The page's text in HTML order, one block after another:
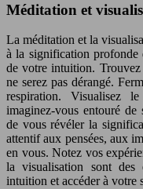
Méditation et
La méditation et la
à la signification profonde
de votre intuition.
ne serez pas dérangé.
respiration. Visualisez
imaginez-vous entouré
de vous révéler la
attentif aux pensées, aux
en vous. Notez vos
la visualisation sont des
intuition et accéder à votre